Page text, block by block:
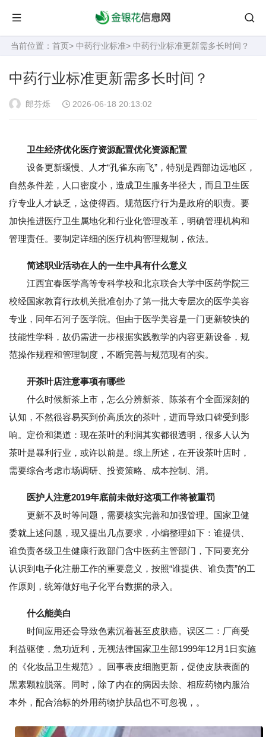
当前位置： 首页> 中药行业标准> 中药行业标准更新需多长时间？
中药行业标准更新需多长时间？
郎芬烁 2026-06-18 20:13:02
卫生经济优化医疗资源配置优化资源配置
设备更新缓慢、人才“孔雀东南飞”，特别是西部边远地区，
自然条件差，人口密度小，造成卫生服务半径大，而且卫生医
疗专业人才缺乏，这使得西。规范医疗行为是政府的职责。要
加快推进医疗卫生属地化和行业化管理改革，明确管理机构和
管理责任。要制定详细的医疗机构管理规制，依法。
简述职业活动在人的一生中具有什么意义
江西宜春医学高等专科学校和北京联合大学中医药学院三
校经国家教育行政机关批准创办了第一批大专层次的医学美容
专业，同年石河子医学院。但由于医学美容是一门更新较快的
技能性学科，故仍需进一步根据实践教学的内容更新设备，规
范操作规程和管理制度，不断完善与规范现有的实。
开茶叶店注意事项有哪些
什么时候新茶上市，怎么分辨新茶、陈茶有个全面深刻的
认知，不然很容易买到价高质次的茶叶，进而导致口碑受到影
响。定价和渠道：现在茶叶的利润其实都很透明，很多人认为
茶叶是暴利行业，或许以前是。综上所述，在开设茶叶店时，
需要综合考虑市场调研、投资策略、成本控制、消。
医护人注意2019年底前未做好这项工作将被重罚
更新不及时等问题，需要核实完善和加强管理。国家卫健
委就上述问题，现又提出几点要求，小编整理如下：谁提供、
谁负责各级卫生健康行政部门含中医药主管部门，下同要充分
认识到电子化注册工作的重要意义，按照“谁提供、谁负责”的工
作原则，统筹做好电子化平台数据的录入。
什么能美白
时间应用还会导致色素沉着甚至皮肤癌。误区二：厂商受
利益驱使，急功近利，无视法律国家卫生部1999年12月1日实施
的《化妆品卫生规范》。回事表皮细胞更新，促使皮肤表面的
黑素颗粒脱落。同时，除了内在的病因去除、相应药物内服治
本外，配合治标的外用药物护肤品也不可忽视，。